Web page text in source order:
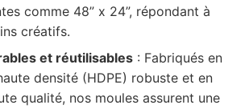
comme 48” x 24”, répondant à
créatifs.
et réutilisables : Fabriqués en
densité (HDPE) robuste et en
qualité, nos moules assurent une